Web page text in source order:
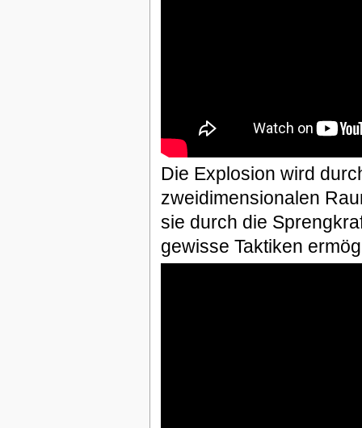
Die Explosion wird
zweidimensionalen
sie durch die
gewisse Taktiken